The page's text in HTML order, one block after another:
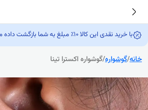
با خرید نقدی این کالا 10٪ مبلغ به شما بازگشت داده میشه !!!
خانه/گوشواره/گوشواره اکسترا تینا